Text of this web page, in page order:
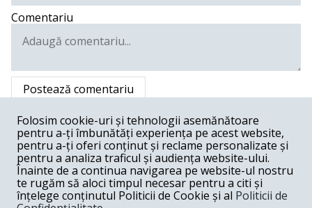
Comentariu
Postează comentariu
?????? -01-04-2018
Considerați că domnul Iohannis ar trebui și să indice
sursele care probabil ar trebui să susțină eventualele
cheltuieli suplimentare ce ar putea fi "prilejuite" de
aplicarea unui astfel de act normativ ?
Răspunde
Folosim cookie-uri și tehnologii asemănătoare
pentru a-ți îmbunătăți experiența pe acest website,
pentru a-ți oferi conținut și reclame personalizate și
pentru a analiza traficul și audiența website-ului.
Înainte de a continua navigarea pe website-ul nostru
te rugăm să aloci timpul necesar pentru a citi și
înțelege conținutul Politicii de Cookie și al Politicii de